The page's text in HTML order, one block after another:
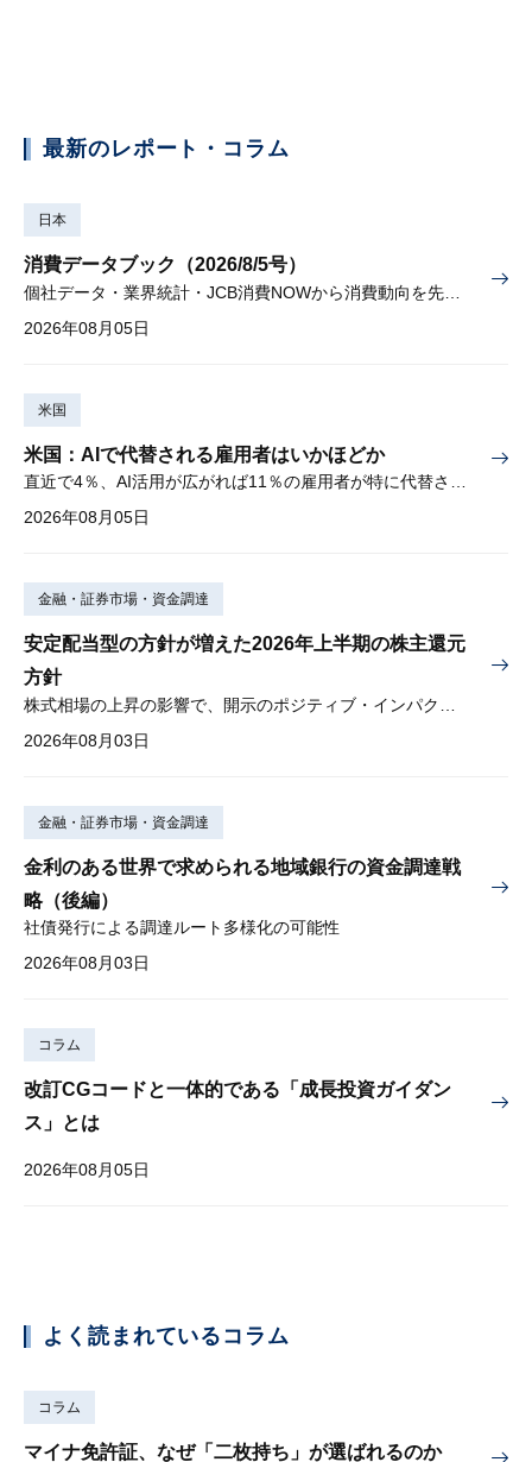
最新のレポート・コラム
日本
消費データブック（2026/8/5号）
2026年08月05日
米国
米国：AIで代替される雇用者はいかほどか
直近で4％、AI活用が広がれば11％の雇用者が特に代替されやすい
2026年08月05日
金融・証券市場・資金調達
安定配当型の方針が増えた2026年上半期の株主還元
方針
2026年08月03日
金融・証券市場・資金調達
金利のある世界で求められる地域銀行の資金調達戦
略（後編）
社債発行による調達ルート多様化の可能性
2026年08月03日
コラム
改訂CGコードと一体的である「成長投資ガイダン
ス」とは
2026年08月05日
よく読まれているコラム
コラム
マイナ免許証、なぜ「二枚持ち」が選ばれるのか